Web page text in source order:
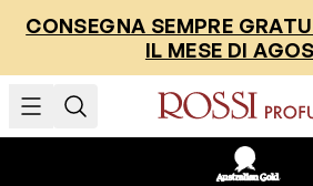
CONSEGNA SEMPRE
IL MESE DI